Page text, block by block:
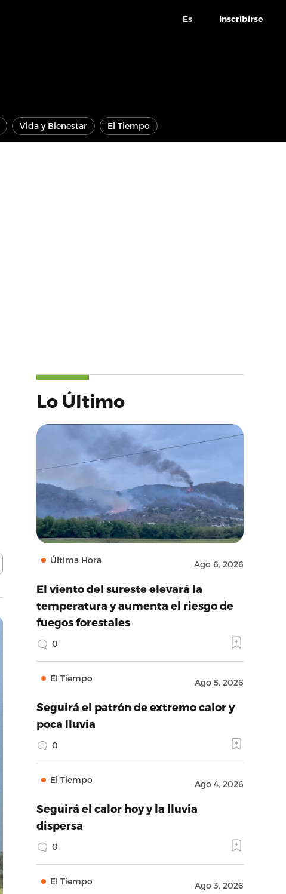
Es Inscribirse
Vida y Bienestar El Tiempo
Lo Último
Última Hora Ago 6, 2026
El viento del sureste elevará la
temperatura y aumenta el riesgo de
fuegos forestales
0
El Tiempo Ago 5, 2026
Seguirá el patrón de extremo calor y
poca lluvia
0
El Tiempo Ago 4, 2026
Seguirá el calor hoy y la lluvia
dispersa
0
El Tiempo Ago 3, 2026